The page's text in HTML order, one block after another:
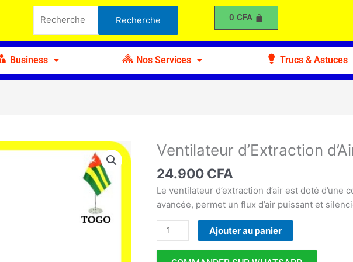
pour :
Recherche 0 CFA
Business Nos Services Trucs & Astuces
Ventilateur d’Extraction
24.900 CFA
Le ventilateur d’extraction d’air est doté d’une
avancée, permet un flux d’air puissant et
quantité
Ventilateur
d'Extraction
d'Air
Ajouter au panier
d'Extraction
de
10"